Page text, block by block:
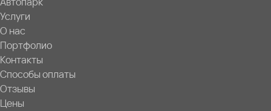
Услуги
О нас
Портфолио
Контакты
Способы оплаты
Отзывы
Цены